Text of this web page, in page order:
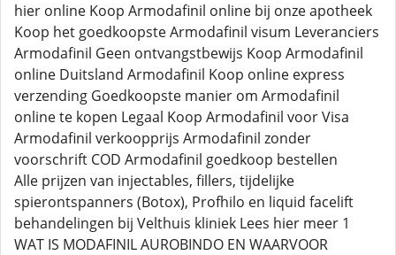
hier online Koop Armodafinil online bij onze apotheek
Koop het goedkoopste Armodafinil visum Leveranciers
Armodafinil Geen ontvangstbewijs Koop Armodafinil
online Duitsland Armodafinil Koop online express
verzending Goedkoopste manier om Armodafinil
online te kopen Legaal Koop Armodafinil voor Visa
Armodafinil verkoopprijs Armodafinil zonder
voorschrift COD Armodafinil goedkoop bestellen
Alle prijzen van injectables, fillers, tijdelijke
spierontspanners (Botox), Profhilo en liquid facelift
behandelingen bij Velthuis kliniek Lees hier meer 1
WAT IS MODAFINIL AUROBINDO EN WAARVOOR